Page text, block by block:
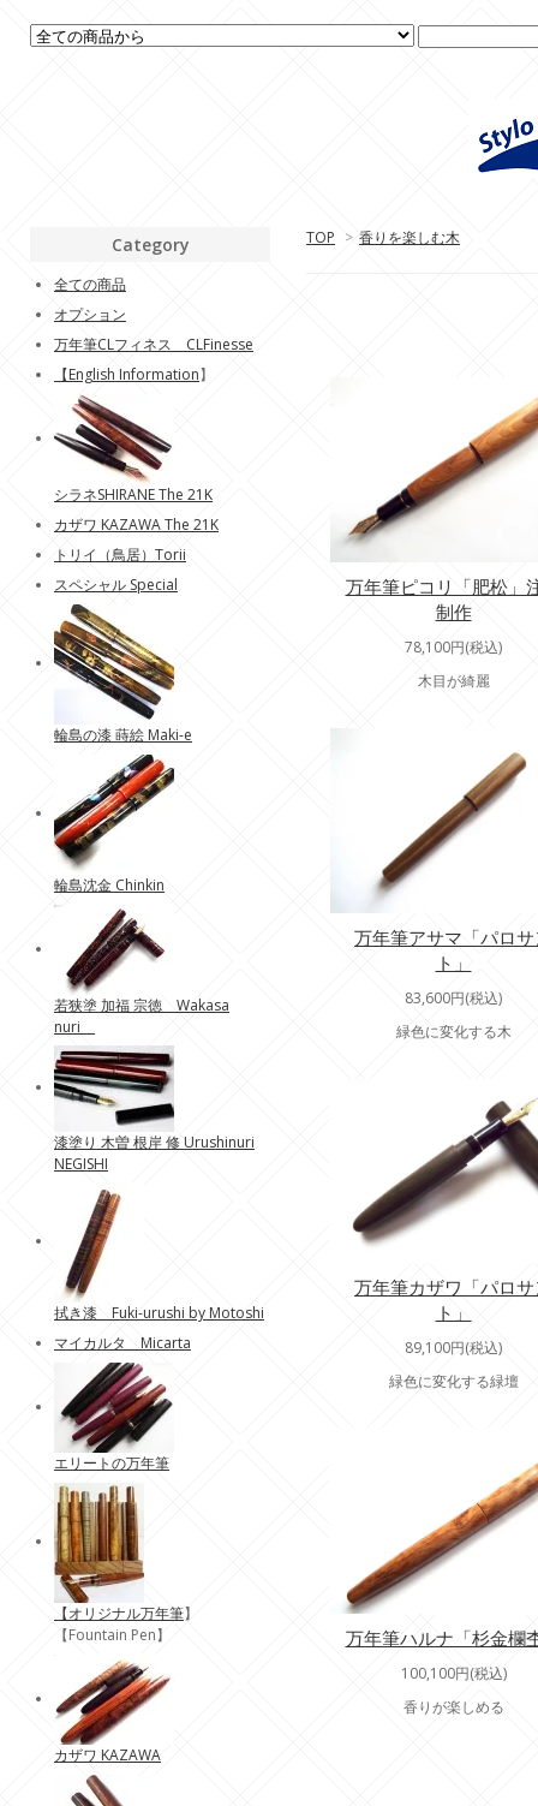
TOP > 香りを楽しむ木
万年筆ピコリ「肥松」
制作
78,100円(税込)
木目が綺麗
万年筆アサマ「パロ
ト」
83,600円(税込)
緑色に変化する木
万年筆カザワ「パロ
ト」
89,100円(税込)
緑色に変化する緑壇
万年筆ハルナ「杉金欄
100,100円(税込)
香りが楽しめる
Category
全ての商品
オプション
万年筆CLフィネス CLFinesse
【English Information】
シラネSHIRANE The 21K
カザワ KAZAWA The 21K
トリイ（鳥居）Torii
スペシャル Special
輪島の漆 蒔絵 Maki-e
輪島沈金 Chinkin
若狭塗 加福 宗徳 Wakasa
nuri
漆塗り 木曽 根岸 修 Urushinuri
NEGISHI
拭き漆 Fuki-urushi by Motoshi
マイカルタ Micarta
エリートの万年筆
【オリジナル万年筆】
【Fountain Pen】
カザワ KAZAWA